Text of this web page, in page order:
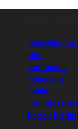
Acompanhe o
online
Cancelamento
Pagamentos
Pedidos
Promoções e
Trocas e